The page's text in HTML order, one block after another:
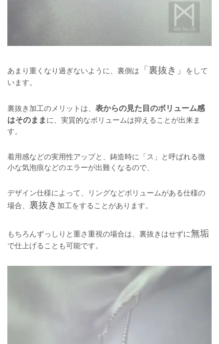
あまり重くなり過ぎないように、裏側は 「裏抜き」
をして
います。
裏抜き加工のメリットは、 表からの見た目のボリューム感
はそのまま に、実質的なボリュームは抑えることが出来ま
す。
着用感などの実用性アップと、鋳造時に「ス」と呼ばれる微
小な気泡痕などのエラーが出難くなるので、
デザイン仕様によって、リングなどボリュームがある仕様の
場合、 裏抜き 加工をすることがあります。
もちろんずっしりと重さ重視の場合は、裏抜きはせずに無垢
で仕上げることも可能です。